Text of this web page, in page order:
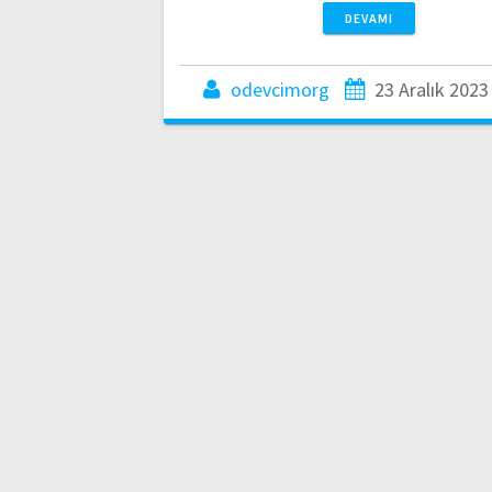
DEVAMI
odevcimorg 23 Aralık 2023